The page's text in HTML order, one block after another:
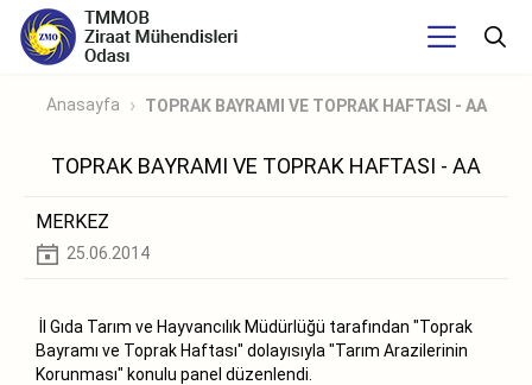
Anasayfa TOPRAK BAYRAMI VE TOPRAK HAFTASI - AA
TOPRAK BAYRAMI VE TOPRAK HAFTASI - AA
MERKEZ
25.06.2014
İl Gıda Tarım ve Hayvancılık Müdürlüğü tarafından "Toprak
Bayramı ve Toprak Haftası" dolayısıyla "Tarım Arazilerinin
Korunması" konulu panel düzenlendi.